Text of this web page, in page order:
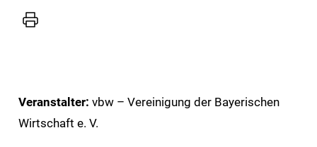
Veranstalter: vbw – Vereinigung der Bayerischen
Wirtschaft e. V.